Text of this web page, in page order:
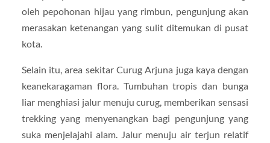
oleh pepohonan hijau yang rimbun, pengunjung akan
merasakan ketenangan yang sulit ditemukan di pusat
kota.
Selain itu, area sekitar Curug Arjuna juga kaya dengan
keanekaragaman flora. Tumbuhan tropis dan bunga
liar menghiasi jalur menuju curug, memberikan sensasi
trekking yang menyenangkan bagi pengunjung yang
suka menjelajahi alam. Jalur menuju air terjun relatif